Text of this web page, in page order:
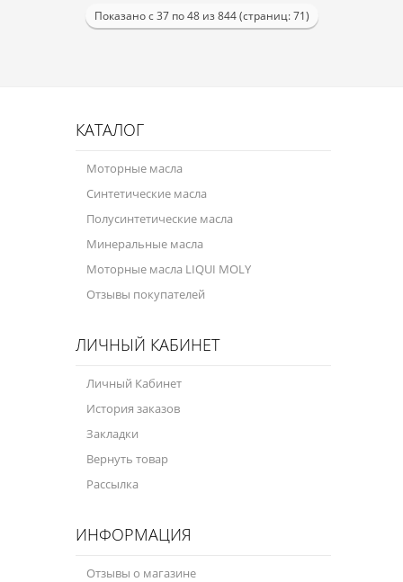
Показано с 37 по 48 из 844 (страниц: 71)
КАТАЛОГ
Моторные масла
Синтетические масла
Полусинтетические масла
Минеральные масла
Моторные масла LIQUI MOLY
Отзывы покупателей
ЛИЧНЫЙ КАБИНЕТ
Личный Кабинет
История заказов
Закладки
Вернуть товар
Рассылка
ИНФОРМАЦИЯ
Отзывы о магазине